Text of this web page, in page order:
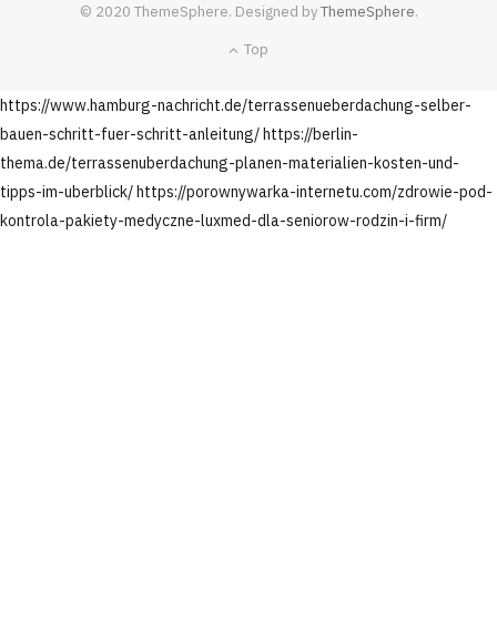
© 2020 ThemeSphere. Designed byThemeSphere.
Top
https://www.hamburg-nachricht.de/terrassenueberdachung-selber-
bauen-schritt-fuer-schritt-anleitung/ https://berlin-
thema.de/terrassenuberdachung-planen-materialien-kosten-und-
tipps-im-uberblick/ https://porownywarka-internetu.com/zdrowie-pod-
kontrola-pakiety-medyczne-luxmed-dla-seniorow-rodzin-i-firm/